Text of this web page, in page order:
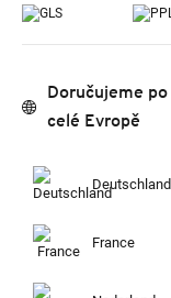
Doručujeme po
celé Evropě
Deutschland
France